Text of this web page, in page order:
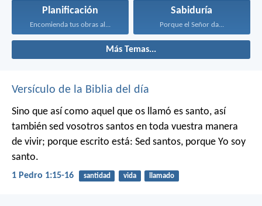
Planificación
Encomienda tus obras al...
Sabiduría
Porque el Señor da...
Más Temas...
Versículo de la Biblia del día
Sino que así como aquel que os llamó es santo, así
también sed vosotros santos en toda vuestra manera
de vivir; porque escrito está: Sed santos, porque Yo soy
santo.
1 Pedro 1:15-16 santidad vida llamado